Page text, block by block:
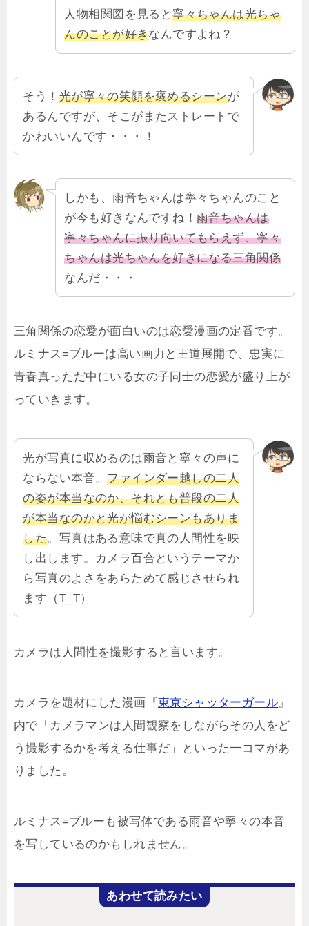
人物相関図を見ると寧々ちゃんは光ちゃ
んのことが好きなんですよね？
そう！ 光が寧々の笑顔を褒めるシーンが
あるんですが、そこがまたストレートで
かわいいんです・・・！
しかも、雨音ちゃんは寧々ちゃんのこと
が今も好きなんですね！雨音ちゃんは
寧々ちゃんに振り向いてもらえず、寧々
ちゃんは光ちゃんを好きになる三角関係
なんだ・・・
三角関係の恋愛が面白いのは恋愛漫画の定番です。
ルミナス=ブルーは高い画力と王道展開で、忠実に
青春真っただ中にいる女の子同士の恋愛が盛り上が
っていきます。
光が写真に収めるのは雨音と寧々の声に
ならない本音。ファインダー越しの二人
の姿が本当なのか、それとも普段の二人
が本当なのかと光が悩むシーンもありま
した。写真はある意味で真の人間性を映
し出します。カメラ百合というテーマか
ら写真のよさをあらためて感じさせられ
ます（T_T）
カメラは人間性を撮影すると言います。
カメラを題材にした漫画『東京シャッターガール 』
内で「カメラマンは人間観察をしながらその人をど
う撮影するかを考える仕事だ」といった一コマがあ
りました。
ルミナス=ブルーも被写体である雨音や寧々の本音
を写しているのかもしれません。
あわせて読みたい